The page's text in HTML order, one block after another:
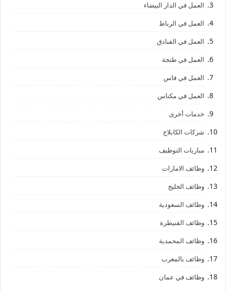
العمل في الدار البيضاء
العمل في الرباط
العمل في الفنادق
العمل في طنجة
العمل في فاس
العمل في مكناس
خدمات أخرى
شركات الكابلاج
مباريات التوظيف
وظائف الامارات
وظائف الخليج
وظائف السعودية
وظائف القنيطرة
وظائف المحمدية
وظائف بالمغرب
وظائف في عمان